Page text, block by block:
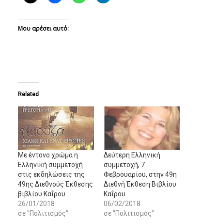
Μου αρέσει αυτό:
Related
Με έντονο χρώμα η
Ελληνική συμμετοχή
στις εκδηλώσεις της
49ης Διεθνούς Έκθεσης
βιβλίου Καΐρου
26/01/2018
σε "Πολιτισμός"
Δεύτερη Ελληνική
συμμετοχή, 7
Φεβρουαρίου, στην 49η
Διεθνή Έκθεση Βιβλίου
Καΐρου
06/02/2018
σε "Πολιτισμός"